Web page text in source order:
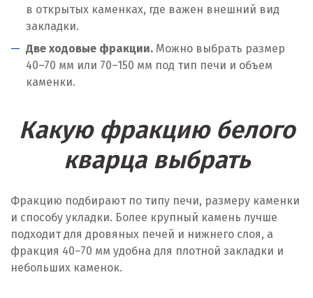
в открытых каменках, где важен внешний вид
закладки.
Две ходовые фракции. Можно выбрать размер
40–70 мм или 70–150 мм под тип печи и объем
каменки.
Какую фракцию белого
кварца выбрать
Фракцию подбирают по типу печи, размеру каменки
и способу укладки. Более крупный камень лучше
подходит для дровяных печей и нижнего слоя, а
фракция 40–70 мм удобна для плотной закладки и
небольших каменок.